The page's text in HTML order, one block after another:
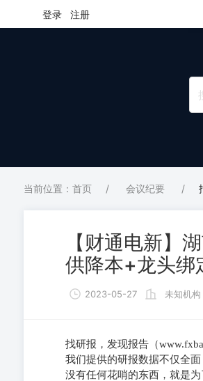
登录 注册
当前位置：首页 / 会议纪要 /
【财通电新】
供降本+龙头绑
2023-05-27 未知机构
找研报，发现报告（
我们提供的研报数据不仅全
没有任何花哨的东西，就是